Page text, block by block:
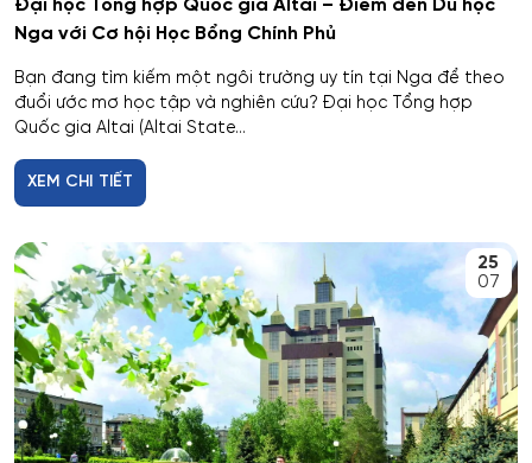
Cơ nhiệt máy bay và vũ trụ
Cơ sở hạ tầng nhà ở và xã hội
Cơ điện tử và Robotics
Cấp nước và xử lý nước thải đô thị - công nghiệp
Di truyền học
Diễn xuất
Du lịch
Du lịch nghỉ dưỡng và hoạt động giải trí
Đại học Tổng hợp Quốc gia Altai – Điểm đến Du học
Nga với Cơ hội Học Bổng Chính Phủ
Bạn đang tìm kiếm một ngôi trường uy tín tại Nga để theo
đuổi ước mơ học tập và nghiên cứu? Đại học Tổng hợp
Quốc gia Altai (Altai State...
XEM CHI TIẾT
25
07